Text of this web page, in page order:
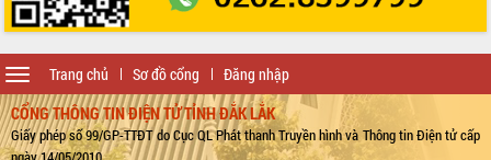
Trang chủ Sơ đồ cổng Đăng nhập
Toggle
navigation
CỔNG THÔNG TIN ĐIỆN TỬ TỈNH ĐẮK LẮK
Giấy phép số 99/GP-TTĐT do Cục QL Phát thanh Truyền hình và Thông tin Điện tử cấp